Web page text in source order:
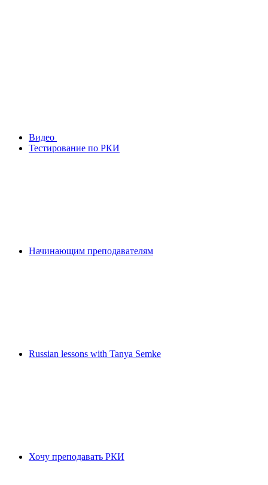
Видео
Тестирование по РКИ
Начинающим преподавателям
Russian lessons with Tanya Semke
Хочу преподавать РКИ